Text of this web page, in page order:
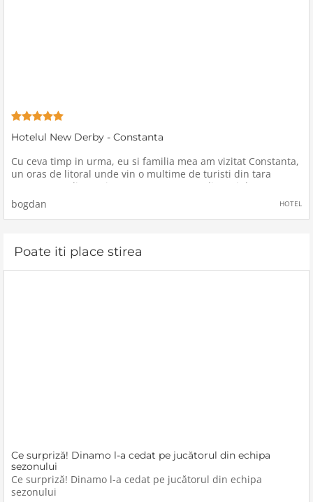
Hotelul New Derby - Constanta
Cu ceva timp in urma, eu si familia mea am vizitat Constanta,
un oras de litoral unde vin o multime de turisti din tara
noastra sau din strainatate.Am avut tren din Iasi dupa-
amiaza si am ajuns in Constanta seara, neavand rezervat
niciun hotel, am
bogdan HOTEL
Poate iti place stirea
Ce surpriză! Dinamo l-a cedat pe jucătorul din echipa
sezonului
Ce surpriză! Dinamo l-a cedat pe jucătorul din echipa
sezonului